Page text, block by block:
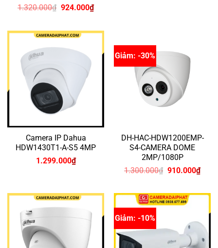
1.320.000₫ Giá
1.320.000₫.
924.000₫Giá
hiện
là:
Camera IP Dahua
HDW1430T1-A-S5 4MP
1.299.000₫
Giảm: -30%
DH-HAC-HDW1200EMP-
S4-CAMERA DOME
2MP/1080P
1.300.000₫ Giá
1.300.000₫.
910.000₫Giá
hiện
là:
Giảm: -10%